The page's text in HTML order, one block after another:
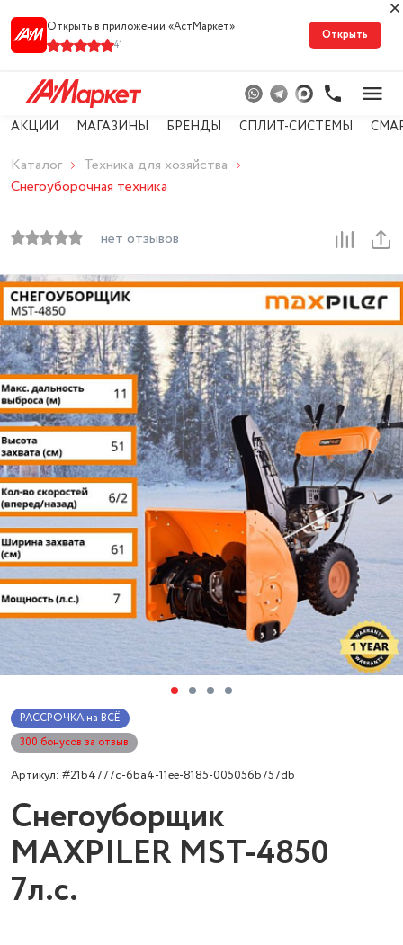
Открыть в приложении «АстМарке‪т‬»
41
Открыть
АКЦИИ МАГАЗИНЫ БРЕНДЫ СПЛИТ-СИСТЕМЫ
Каталог
Техника для хозяйства
Снегоуборочная техника
нет отзывов
РАССРОЧКА на ВСЁ
300 бонусов за отзыв
Артикул: #21b4777c-6ba4-11ee-8185-005056b757db
Снегоуборщик
MAXPILER MST-4850
7л.с.